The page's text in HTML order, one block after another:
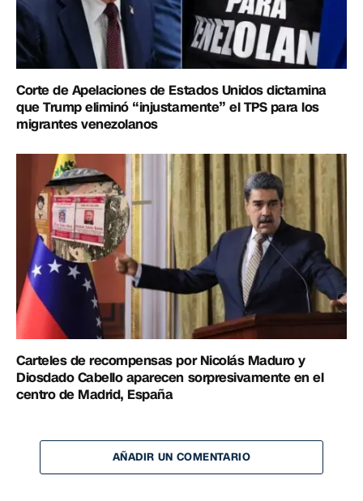
Corte de Apelaciones de Estados Unidos dictamina
que Trump eliminó “injustamente” el TPS para los
migrantes venezolanos
Carteles de recompensas por Nicolás Maduro y
Diosdado Cabello aparecen sorpresivamente en el
centro de Madrid, España
AÑADIR UN COMENTARIO